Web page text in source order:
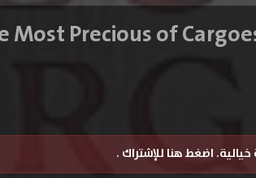
اضغط هنا للإشتراك .